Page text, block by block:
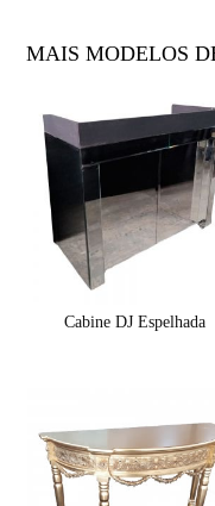
MAIS MODELOS
Cabine DJ Espelhada